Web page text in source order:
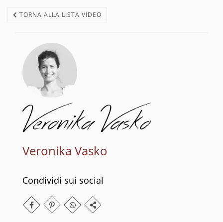
TORNA ALLA LISTA VIDEO
Veronika Vasko
Condividi sui social